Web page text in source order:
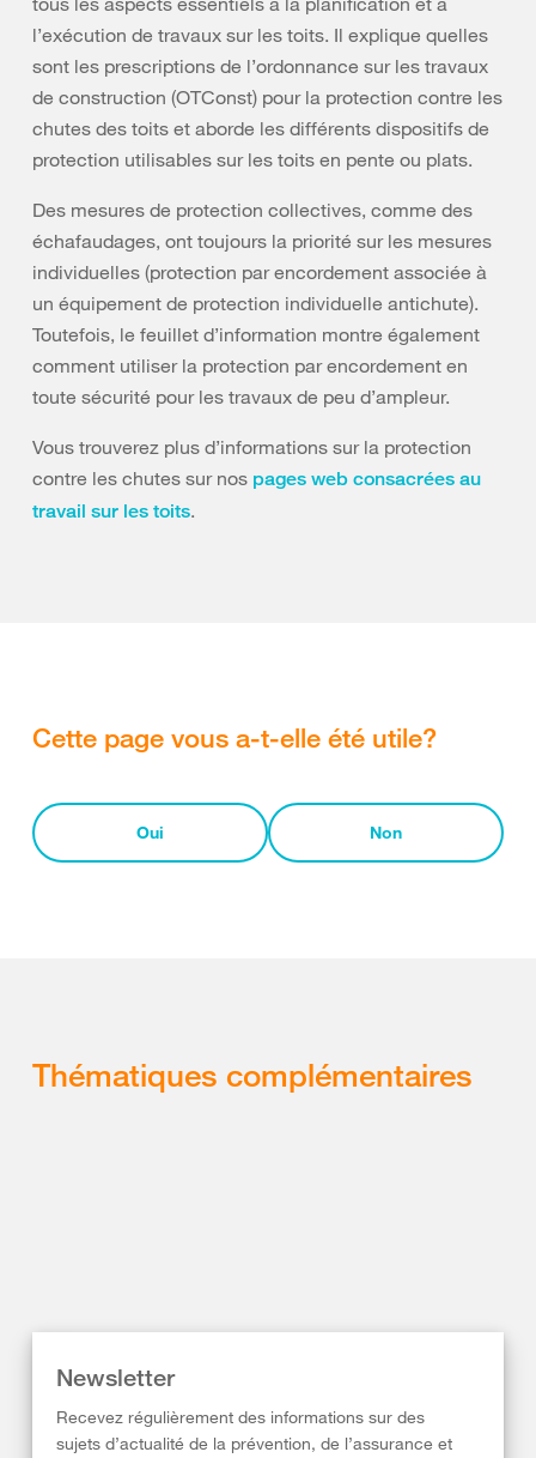
l’exécution de travaux sur les toits. Il explique quelles
sont les prescriptions de l’ordonnance sur les travaux
de construction (OTConst) pour la protection contre les
chutes des toits et aborde les différents dispositifs de
protection utilisables sur les toits en pente ou plats.
Des mesures de protection collectives, comme des
échafaudages, ont toujours la priorité sur les mesures
individuelles (protection par encordement associée à
un équipement de protection individuelle antichute).
Toutefois, le feuillet d’information montre également
comment utiliser la protection par encordement en
toute sécurité pour les travaux de peu d’ampleur.
Vous trouverez plus d’informations sur la protection
contre les chutes sur nos pages web consacrées au
travail sur les toits.
Cette page vous a-t-elle été utile?
Oui Non
Thématiques complémentaires
Newsletter
Recevez régulièrement des informations sur des
sujets d’actualité de la prévention, de l’assurance et